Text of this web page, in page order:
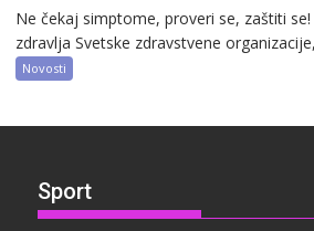
Ne čekaj simptome, proveri se, zaštiti
zdravlja Svetske zdravstvene
Novosti
Sport